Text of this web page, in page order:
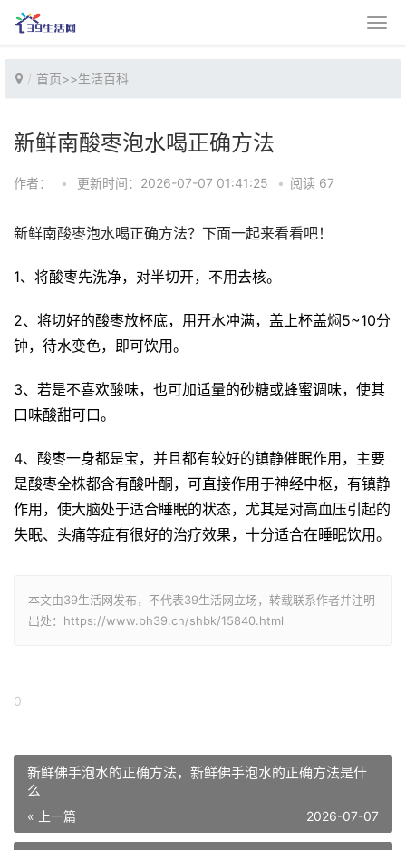
首页>>生活百科
新鲜南酸枣泡水喝正确方法
作者： • 更新时间：2026-07-07 01:41:25 • 阅读 67
新鲜南酸枣泡水喝正确方法？下面一起来看看吧！
1、将酸枣先洗净，对半切开，不用去核。
2、将切好的酸枣放杯底，用开水冲满，盖上杯盖焖5~10分
钟，待水变色，即可饮用。
3、若是不喜欢酸味，也可加适量的砂糖或蜂蜜调味，使其
口味酸甜可口。
4、酸枣一身都是宝，并且都有较好的镇静催眠作用，主要
是酸枣全株都含有酸叶酮，可直接作用于神经中枢，有镇静
作用，使大脑处于适合睡眠的状态，尤其是对高血压引起的
失眠、头痛等症有很好的治疗效果，十分适合在睡眠饮用。
本文由39生活网发布，不代表39生活网立场，转载联系作者并注明
出处：https://www.bh39.cn/shbk/15840.html
0
新鲜佛手泡水的正确方法，新鲜佛手泡水的正确方法是什
么
« 上一篇 2026-07-07